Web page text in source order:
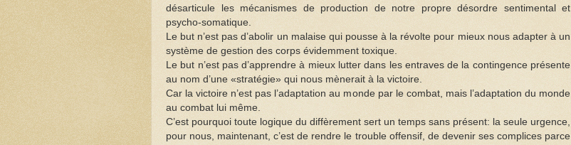
désarticule les mécanismes de production de notre propre désordre sentimental et
psycho-somatique.
Le but n’est pas d’abolir un malaise qui pousse à la révolte pour mieux nous adapter à un
système de gestion des corps évidemment toxique.
Le but n’est pas d’apprendre à mieux lutter dans les entraves de la contingence présente
au nom d’une «stratégie» qui nous mènerait à la victoire.
Car la victoire n’est pas l’adaptation au monde par le combat, mais l’adaptation du monde
au combat lui même.
C’est pourquoi toute logique du diffèrement sert un temps sans présent: la seule urgence,
pour nous, maintenant, c’est de rendre le trouble offensif, de devenir ses complices parce